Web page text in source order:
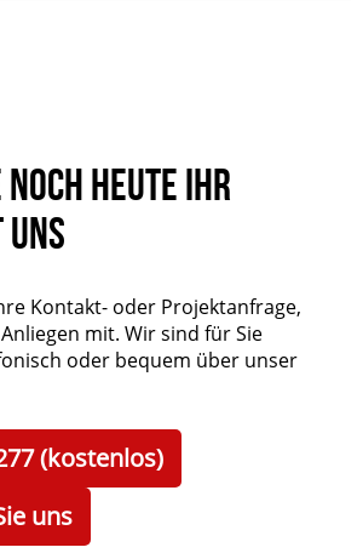
heute Ihr
Kontakt- oder Projektanfrage,
mit. Wir sind für Sie
oder bequem über unser
(kostenlos)
uns